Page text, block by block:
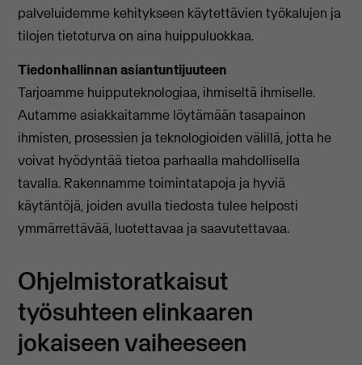
palveluidemme kehitykseen käytettävien työkalujen ja
tilojen tietoturva on aina huippuluokkaa.
Tiedonhallinnan asiantuntijuuteen
Tarjoamme huipputeknologiaa, ihmiseltä ihmiselle.
Autamme asiakkaitamme löytämään tasapainon
ihmisten, prosessien ja teknologioiden välillä, jotta he
voivat hyödyntää tietoa parhaalla mahdollisella
tavalla. Rakennamme toimintatapoja ja hyviä
käytäntöjä, joiden avulla tiedosta tulee helposti
ymmärrettävää, luotettavaa ja saavutettavaa.
Ohjelmistoratkaisut
työsuhteen elinkaaren
jokaiseen vaiheeseen